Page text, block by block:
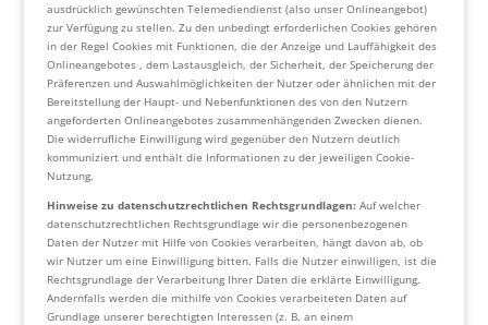
ausdrücklich gewünschten Telemediendienst (also unser Onlineangebot)
zur Verfügung zu stellen. Zu den unbedingt erforderlichen Cookies gehören
in der Regel Cookies mit Funktionen, die der Anzeige und Lauffähigkeit des
Onlineangebotes , dem Lastausgleich, der Sicherheit, der Speicherung der
Präferenzen und Auswahlmöglichkeiten der Nutzer oder ähnlichen mit der
Bereitstellung der Haupt- und Nebenfunktionen des von den Nutzern
angeforderten Onlineangebotes zusammenhängenden Zwecken dienen.
Die widerrufliche Einwilligung wird gegenüber den Nutzern deutlich
kommuniziert und enthält die Informationen zu der jeweiligen Cookie-
Nutzung.
Hinweise zu datenschutzrechtlichen Rechtsgrundlagen: Auf welcher
datenschutzrechtlichen Rechtsgrundlage wir die personenbezogenen
Daten der Nutzer mit Hilfe von Cookies verarbeiten, hängt davon ab, ob
wir Nutzer um eine Einwilligung bitten. Falls die Nutzer einwilligen, ist die
Rechtsgrundlage der Verarbeitung Ihrer Daten die erklärte Einwilligung.
Andernfalls werden die mithilfe von Cookies verarbeiteten Daten auf
Grundlage unserer berechtigten Interessen (z. B. an einem